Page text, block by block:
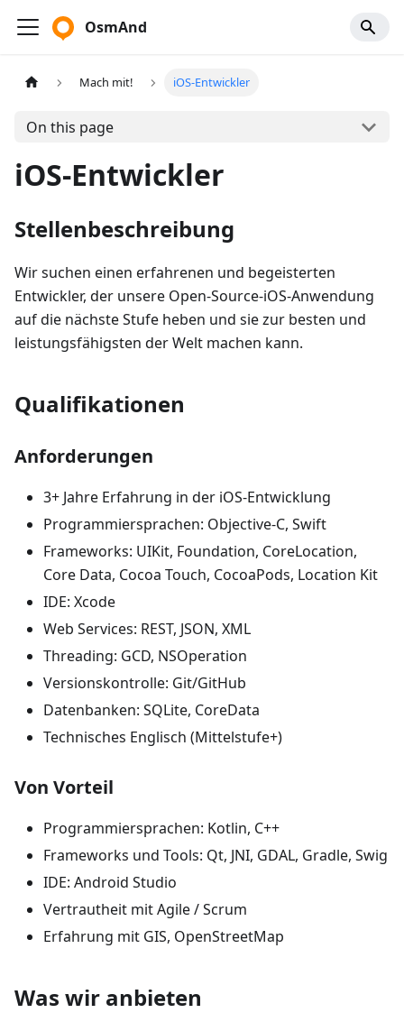
OsmAnd
Mach mit! iOS-Entwickler
On this page
iOS-Entwickler
Stellenbeschreibung
Wir suchen einen erfahrenen und begeisterten
Entwickler, der unsere Open-Source-iOS-Anwendung
auf die nächste Stufe heben und sie zur besten und
leistungsfähigsten der Welt machen kann.
Qualifikationen
Anforderungen
3+ Jahre Erfahrung in der iOS-Entwicklung
Programmiersprachen: Objective-C, Swift
Frameworks: UIKit, Foundation, CoreLocation,
Core Data, Cocoa Touch, CocoaPods, Location Kit
IDE: Xcode
Web Services: REST, JSON, XML
Threading: GCD, NSOperation
Versionskontrolle: Git/GitHub
Datenbanken: SQLite, CoreData
Technisches Englisch (Mittelstufe+)
Von Vorteil
Programmiersprachen: Kotlin, C++
Frameworks und Tools: Qt, JNI, GDAL, Gradle, Swig
IDE: Android Studio
Vertrautheit mit Agile / Scrum
Erfahrung mit GIS, OpenStreetMap
Was wir anbieten